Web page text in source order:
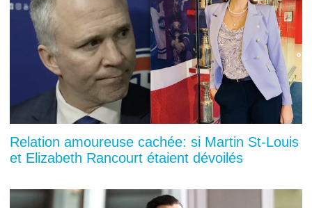
Relation amoureuse cachée: si Martin St-Louis
et Elizabeth Rancourt étaient dévoilés